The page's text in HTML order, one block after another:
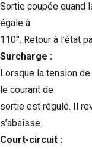
Sortie coupée quand
égale à
110°. Retour à l’état
Surcharge :
Lorsque la tension
le courant de
sortie est régulé. Il
s’abaisse.
Court-circuit :